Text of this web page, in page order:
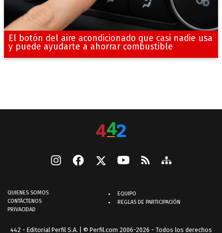
El botón del aire acondicionado que casi nadie usa
y puede ayudarte a ahorrar combustible
QUIENES SOMOS
CONTÁCTENOS
PRIVACIDAD
EQUIPO
REGLAS DE PARTICIPACIÓN
442 - Editorial Perfil S.A. | © Perfil.com 2006-2026 - Todos los derechos